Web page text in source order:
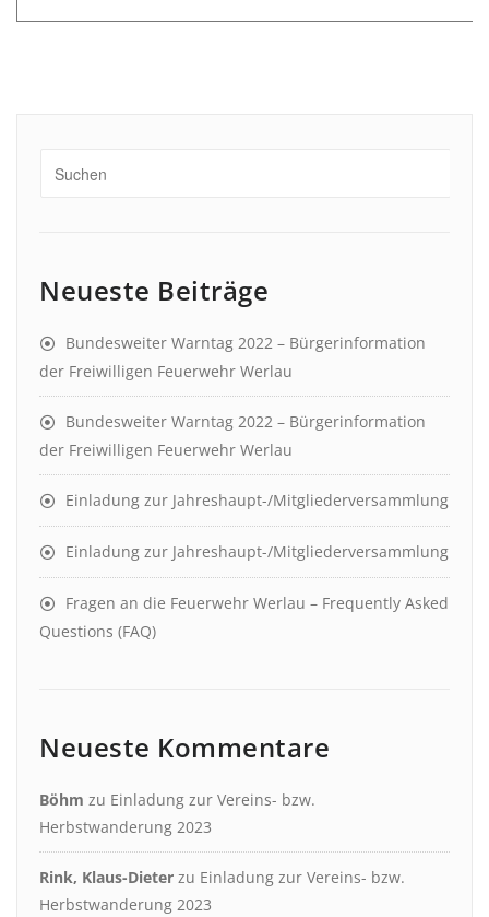
Neueste Beiträge
Bundesweiter Warntag 2022 – Bürgerinformation
der Freiwilligen Feuerwehr Werlau
Bundesweiter Warntag 2022 – Bürgerinformation
der Freiwilligen Feuerwehr Werlau
Einladung zur Jahreshaupt-/Mitgliederversammlung
Einladung zur Jahreshaupt-/Mitgliederversammlung
Fragen an die Feuerwehr Werlau – Frequently Asked
Questions (FAQ)
Neueste Kommentare
Böhm zu Einladung zur Vereins- bzw.
Herbstwanderung 2023
Rink, Klaus-Dieter zu Einladung zur Vereins- bzw.
Herbstwanderung 2023